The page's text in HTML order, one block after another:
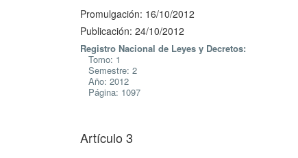
Promulgación: 16/10/2012
Publicación: 24/10/2012
Registro Nacional de Leyes y Decretos:
Tomo: 1
Semestre: 2
Año: 2012
Página: 1097
Artículo 3